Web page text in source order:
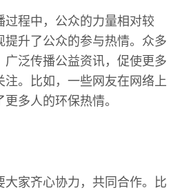
过程中，公众的力量相对较
提升了公众的参与热情。众多
广泛传播公益资讯，促使更多
注。比如，一些网友在网络上
多人的环保热情。
大家齐心协力，共同合作。比